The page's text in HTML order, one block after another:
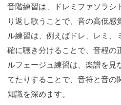
音階練習は、ドレミファソラシ
り返し歌うことで、音の高低
ル練習は、例えばドレ、レミ、
確に聴き分けることで、音程の
ルフェージュ練習は、楽譜を見
てたりすることで、音符と音の
知識を深めます。